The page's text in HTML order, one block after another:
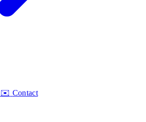
✉️ Contact